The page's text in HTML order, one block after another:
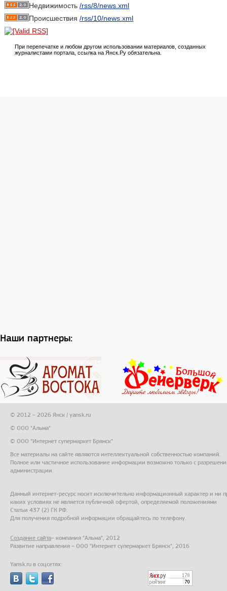
Недвижимость /rss/8/news.xml
Происшествия /rss/10/news.xml
При перепечатке и любом другом использовании материалов, созданных
журналистами портала, ссылка на Янск.Ру обязательна.
Наши партнеры:
© 2012 – 2026 Янск / yansk.ru
© ООО "Альма"
© ООО "Интернет супермаркет Брянск"
Все материалы на сайте являются интеллектуальной собственностью компаний.
Полное или частичное использование информации возможно только с
администрации.
Данный интернет-ресурс носит исключительно информационный характер и ни
каких условиях не является публичной офертой, определяемой положениями
Статьи 437 (2) ГК РФ.
Для получения подробной информации обращайтесь по телефону.
Создание сайта– компания "Альма", 2012
Развитие направления – ООО "Интернет супермаркет Брянск", 2016
Yansk.ru в соцсетях: